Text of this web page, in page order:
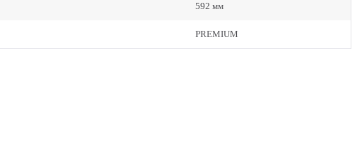
592 мм
PREMIUM